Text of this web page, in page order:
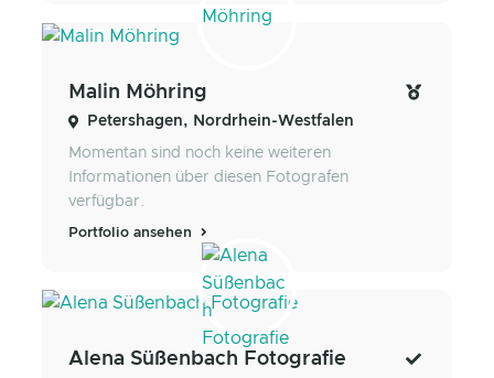
Malin Möhring
Petershagen, Nordrhein-Westfalen
Momentan sind noch keine weiteren
Informationen über diesen Fotografen
verfügbar.
Portfolio ansehen
Alena Süßenbach Fotografie